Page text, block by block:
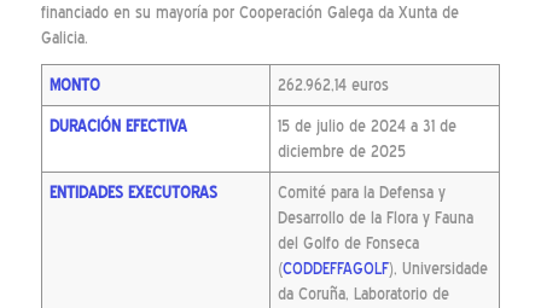
financiado en su mayoría por Cooperación Galega da Xunta de
Galicia.
MONTO 262.962,14 euros
DURACIÓN EFECTIVA
15 de julio de 2024 a 31 de
diciembre de 2025
ENTIDADES EXECUTORAS
Comité para la Defensa y
Desarrollo de la Flora y Fauna
del Golfo de Fonseca
(CODDEFFAGOLF), Universidade
da Coruña, Laboratorio de